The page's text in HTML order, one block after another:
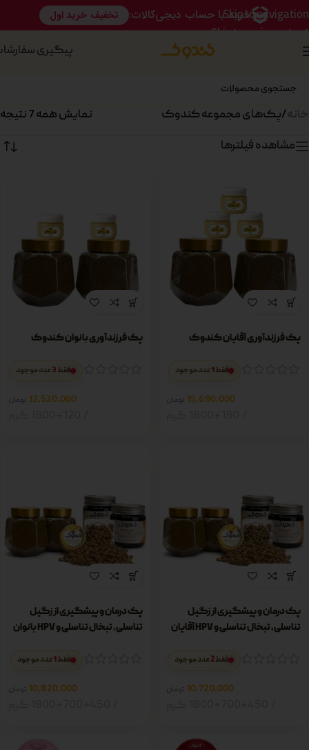
Skip to navigation
Skip to main content
پیگیری
خانه/پک‌های مجموعه کندوک
نمایش همه 7 نتیجه
مشاهده فیلترها
پک فرزندآوری آقایان کندوک
فقط1عدد موجود
15,690,000 تومان
پک فرزندآوری بانوان کندوک
فقط3عدد موجود
12,520,000 تومان
پک درمان و پیشگیری از زگیل
تناسلی، تبخال تناسلی و HPV آقایان
فقط2عدد موجود
10,720,000 تومان
پک درمان و پیشگیری از زگیل
تناسلی، تبخال تناسلی و HPV بانوان
فقط1عدد موجود
10,820,000 تومان